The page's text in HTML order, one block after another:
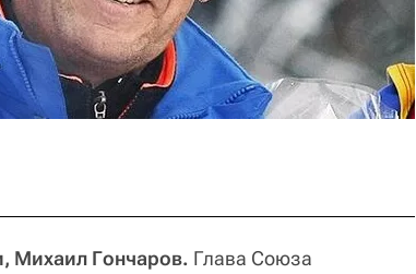
Михаил Гончаров. Глава Союза